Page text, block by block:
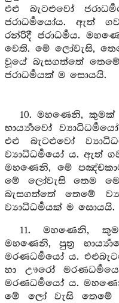
එළු බැටළුවෝ
ජරාධර්‍මයෝය. ඇත්
රන්රිදී ජරාධර්‍මය.
වෙති. මේ ලෝවැසි,
වූයේ බැසගත්තේ
ජරාධර්‍මයක් ම සොයයි.
10. මහණෙනි, කුමක්
භාර්‍ය්‍යාවෝ
එළු බැටළුවෝ
ව්‍යාධිධර්‍මයෝ ය. ඇත්
මහණෙනි, මේ
මේ ලෝවැසි තෙම
බැසගත්තේ තෙමේ
ව්‍යාධිධර්‍මයක් ම සොයයි.
11. මහණෙනි,
මහණෙනි, පුත්‍ර
මරණධර්‍මයෝ ය.
හා ඌරෝ
මරණධර්‍මයෝ ය.
මේ ලෝ වැසි තෙමේ